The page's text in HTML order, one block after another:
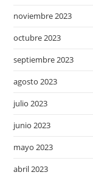
noviembre 2023
octubre 2023
septiembre 2023
agosto 2023
julio 2023
junio 2023
mayo 2023
abril 2023